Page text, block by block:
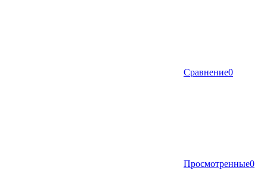
Сравнение0
Просмотренные0